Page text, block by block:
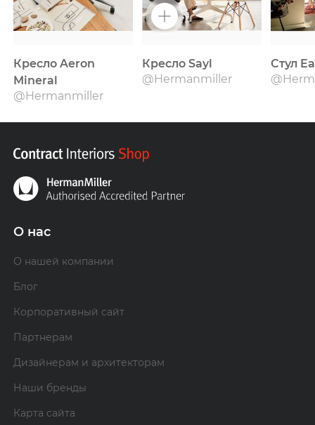
Кресло Aeron
Mineral
@Hermanmiller
Кресло Sayl
@Hermanmiller
Стул
О нас
О нашей компании
Блог
Корпоративный сайт
Партнерам
Дизайнерам и архитекторам
Наши бренды
Карта сайта